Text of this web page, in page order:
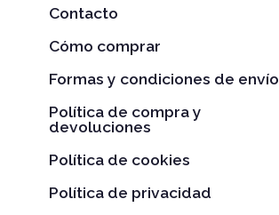
Contacto
Cómo comprar
Formas y condiciones de envío
Política de compra y
devoluciones
Política de cookies
Política de privacidad